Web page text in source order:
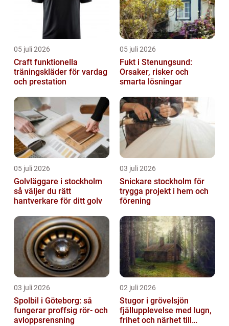
05 juli 2026
Craft funktionella
träningskläder för vardag
och prestation
05 juli 2026
Fukt i Stenungsund:
Orsaker, risker och
smarta lösningar
05 juli 2026
Golvläggare i stockholm
så väljer du rätt
hantverkare för ditt golv
03 juli 2026
Snickare stockholm för
trygga projekt i hem och
förening
03 juli 2026
Spolbil i Göteborg: så
fungerar proffsig rör- och
avloppsrensning
02 juli 2026
Stugor i grövelsjön
fjällupplevelse med lugn,
frihet och närhet till